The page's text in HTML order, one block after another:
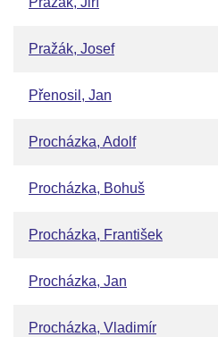
Pražák, Josef
Přenosil, Jan
Procházka, Adolf
Procházka, Bohuš
Procházka, František
Procházka, Jan
Procházka, Vladimír